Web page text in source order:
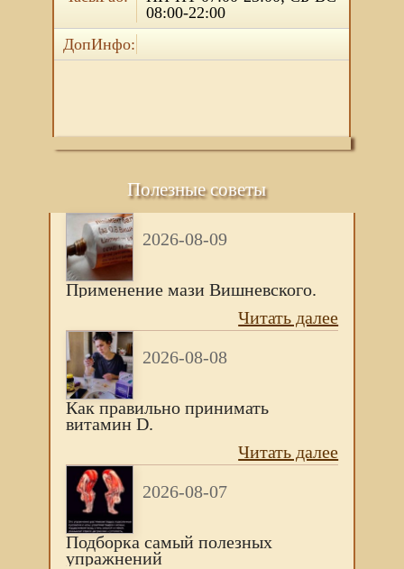
08:00-22:00
ДопИнфо:
Полезные советы
2026-08-09
Применение мази Вишневского.
Читать далее
2026-08-08
Как правильно принимать
витамин D.
Читать далее
2026-08-07
Подборка самый полезных
упражнений